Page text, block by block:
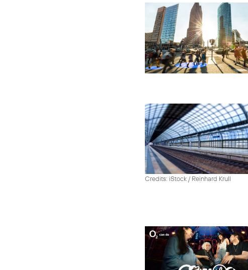
Credits: iStock / Reinhard Krull